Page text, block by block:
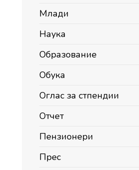
Млади
Наука
Образование
Обука
Оглас за стпендии
Отчет
Пензионери
Прес